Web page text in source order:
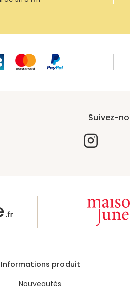
Suivez-
Informations produit
Nouveautés